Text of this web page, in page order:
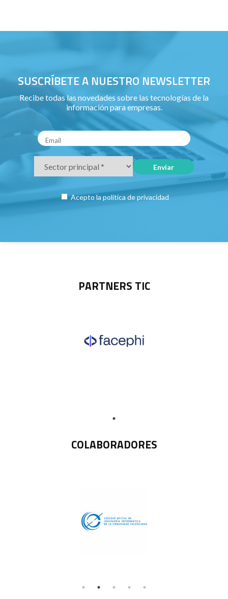
SUSCRÍBETE A NUESTRO NEWSLETTER
Recibe todas las novedades sobre las tecnologías de la
información para empresas.
Acepto la política de privacidad
PARTNERS TIC
COLABORADORES